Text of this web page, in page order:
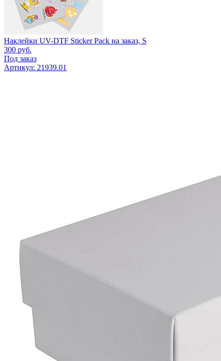
Наклейки UV-DTF Sticker Pack на заказ, S
300 руб.
Под заказ
Артикул: 21939.01